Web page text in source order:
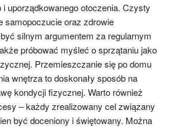
uporządkowanego otoczenia. Czysty
samopoczucie oraz zdrowie
silnym argumentem za regularnym
próbować myśleć o sprzątaniu jako
Przemieszczanie się po domu
wnętrza to doskonały sposób na
kondycji fizycznej. Warto również
– każdy zrealizowany cel związany
być doceniony i świętowany. Można